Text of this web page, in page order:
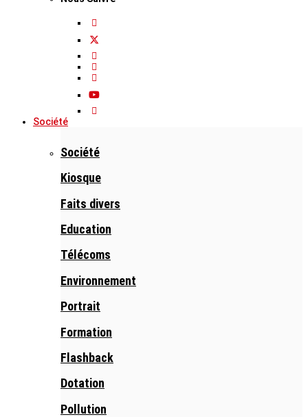
Société
Société
Kiosque
Faits divers
Education
Télécoms
Environnement
Portrait
Formation
Flashback
Dotation
Pollution